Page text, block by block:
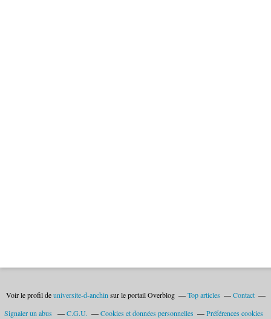
Voir le profil deuniversite-d-anchin sur le portail Overblog Top articles
Contact
Signaler un abus
C.G.U. Cookies et données personnelles Préférences cookies